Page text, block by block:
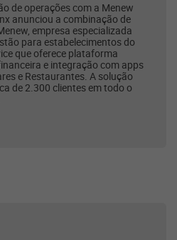
de operações com a Menew
anunciou a combinação de
empresa especializada
para estabelecimentos do
que oferece plataforma
e integração com apps
e Restaurantes. A solução
de 2.300 clientes em todo o